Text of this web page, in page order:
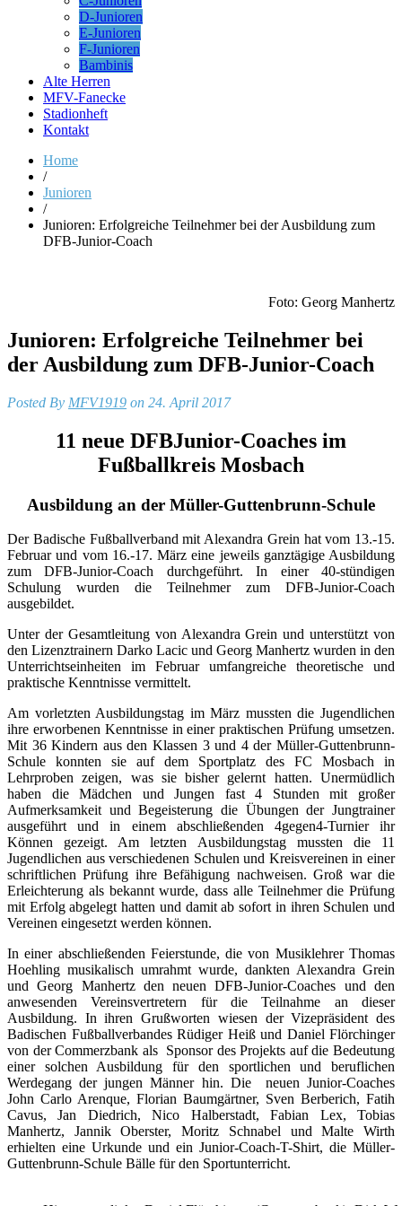
D-Junioren
E-Junioren
F-Junioren
Bambinis
Alte Herren
MFV-Fanecke
Stadionheft
Kontakt
Home
/
Junioren
/
Junioren: Erfolgreiche Teilnehmer bei der Ausbildung zum
DFB-Junior-Coach
Foto: Georg Manhertz
Junioren: Erfolgreiche Teilnehmer bei
der Ausbildung zum DFB-Junior-Coach
Posted By MFV1919 on 24. April 2017
11 neue DFBJunior-Coaches im
Fußballkreis Mosbach
Ausbildung an der Müller-Guttenbrunn-Schule
Der Badische Fußballverband mit Alexandra Grein hat vom 13.-15.
Februar und vom 16.-17. März eine jeweils ganztägige Ausbildung
zum DFB-Junior-Coach durchgeführt. In einer 40-stündigen
Schulung wurden die Teilnehmer zum DFB-Junior-Coach
ausgebildet.
Unter der Gesamtleitung von Alexandra Grein und unterstützt von
den Lizenztrainern Darko Lacic und Georg Manhertz wurden in den
Unterrichtseinheiten im Februar umfangreiche theoretische und
praktische Kenntnisse vermittelt.
Am vorletzten Ausbildungstag im März mussten die Jugendlichen
ihre erworbenen Kenntnisse in einer praktischen Prüfung umsetzen.
Mit 36 Kindern aus den Klassen 3 und 4 der Müller-Guttenbrunn-
Schule konnten sie auf dem Sportplatz des FC Mosbach in
Lehrproben zeigen, was sie bisher gelernt hatten. Unermüdlich
haben die Mädchen und Jungen fast 4 Stunden mit großer
Aufmerksamkeit und Begeisterung die Übungen der Jungtrainer
ausgeführt und in einem abschließenden 4gegen4-Turnier ihr
Können gezeigt. Am letzten Ausbildungstag mussten die 11
Jugendlichen aus verschiedenen Schulen und Kreisvereinen in einer
schriftlichen Prüfung ihre Befähigung nachweisen. Groß war die
Erleichterung als bekannt wurde, dass alle Teilnehmer die Prüfung
mit Erfolg abgelegt hatten und damit ab sofort in ihren Schulen und
Vereinen eingesetzt werden können.
In einer abschließenden Feierstunde, die von Musiklehrer Thomas
Hoehling musikalisch umrahmt wurde, dankten Alexandra Grein
und Georg Manhertz den neuen DFB-Junior-Coaches und den
anwesenden Vereinsvertretern für die Teilnahme an dieser
Ausbildung. In ihren Grußworten wiesen der Vizepräsident des
Badischen Fußballverbandes Rüdiger Heiß und Daniel Flörchinger
von der Commerzbank als Sponsor des Projekts auf die Bedeutung
einer solchen Ausbildung für den sportlichen und beruflichen
Werdegang der jungen Männer hin. Die neuen Junior-Coaches
John Carlo Arenque, Florian Baumgärtner, Sven Berberich, Fatih
Cavus, Jan Diedrich, Nico Halberstadt, Fabian Lex, Tobias
Manhertz, Jannik Oberster, Moritz Schnabel und Malte Wirth
erhielten eine Urkunde und ein Junior-Coach-T-Shirt, die Müller-
Guttenbrunn-Schule Bälle für den Sportunterricht.